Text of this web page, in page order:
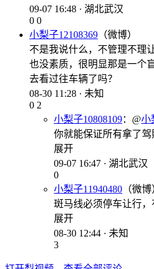
09-07 16:48 · 湖北武汉
0 0
小梨子12108369 （微博）
不是我说什么，不管理不理
也没素质，很明显那是一个
去看过往车辆了吗？
08-30 11:28 · 未知
0 2
小梨子10808109： @小
你就能保证所有拿了驾
展开
09-07 16:47 · 湖北武汉
0
小梨子11940480 （微博
斑马线必须停车让行，
展开
08-30 12:44 · 未知
3